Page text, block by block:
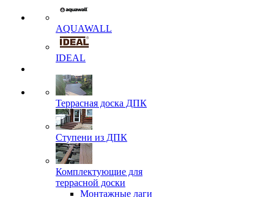
AQUAWALL
IDEAL
Террасная доска ДПК
Ступени из ДПК
Комплектующие для
террасной доски
Монтажные лаги